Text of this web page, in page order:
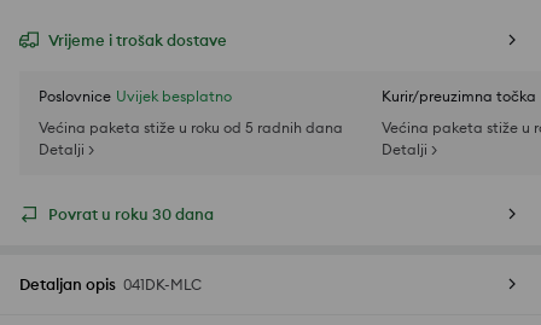
Vrijeme i trošak dostave
Poslovnice Uvijek besplatno
Većina paketa stiže u roku od 5 radnih dana
Detalji >
Kurir/preuzimna točka
Većina paketa stiže u
Detalji >
Povrat u roku 30 dana
Detaljan opis 041DK-MLC